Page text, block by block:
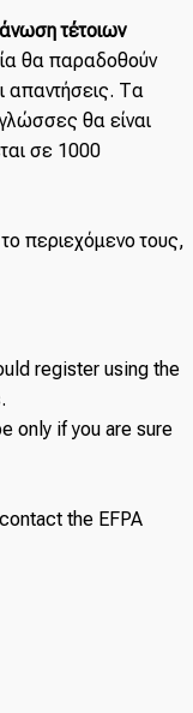
τέτοιων
θα παραδοθούν
απαντήσεις. Τα
θα είναι
σε 1000
περιεχόμενο τους,
register using the
only if you are sure
the EFPA